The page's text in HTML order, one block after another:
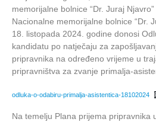
memorijalne bolnice “Dr. Juraj
Nacionalne memorijalne bolnice “Dr.
18. listopada 2024. godine donosi
kandidatu po natječaju za
pripravnika na određeno vrijeme u
pripravništva za zvanje primalja-
odluka-o-odabiru-primalja-asistentica-18102024
Na temelju Plana prijema pripravnika